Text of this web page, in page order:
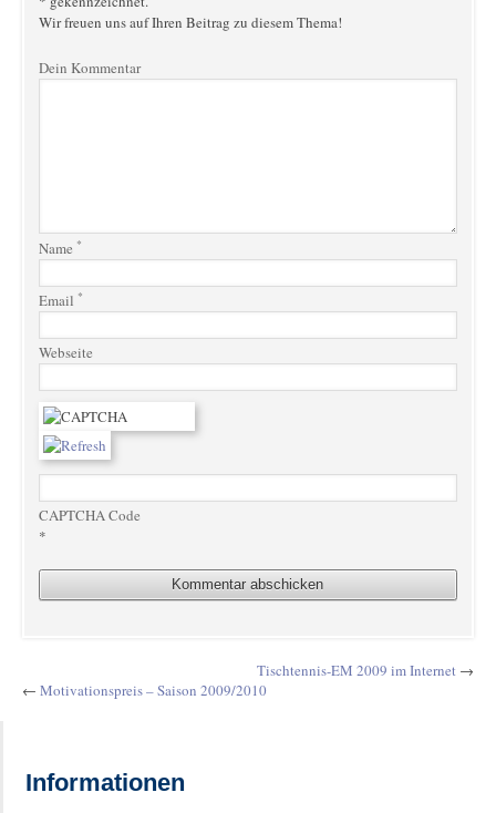
Wir freuen uns auf Ihren Beitrag zu diesem Thema!
Dein Kommentar
Name *
Email *
Webseite
CAPTCHA Code
*
Tischtennis-EM 2009 im Internet →
← Motivationspreis – Saison 2009/2010
Informationen